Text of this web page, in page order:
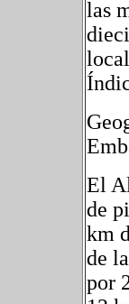
las
El
de
km
de
por